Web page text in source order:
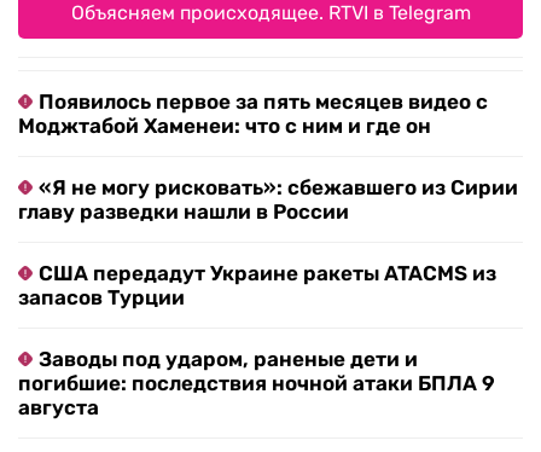
Объясняем происходящее. RTVI в Telegram
Появилось первое за пять месяцев видео с
Моджтабой Хаменеи: что с ним и где он
«Я не могу рисковать»: сбежавшего из Сирии
главу разведки нашли в России
США передадут Украине ракеты ATACMS из
запасов Турции
Заводы под ударом, раненые дети и
погибшие: последствия ночной атаки БПЛА 9
августа